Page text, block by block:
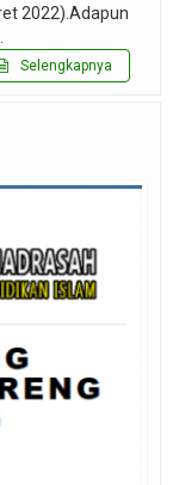
2022).Adapun
Selengkapnya